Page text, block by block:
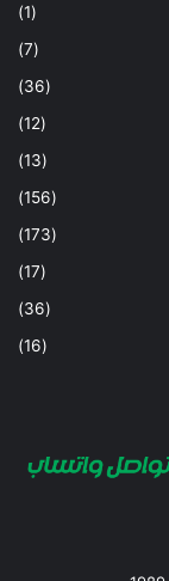
(1)
(7)
(36)
(12)
(13)
(156)
(173)
(17)
(36)
(16)